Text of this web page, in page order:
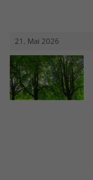
21. Mai 2026